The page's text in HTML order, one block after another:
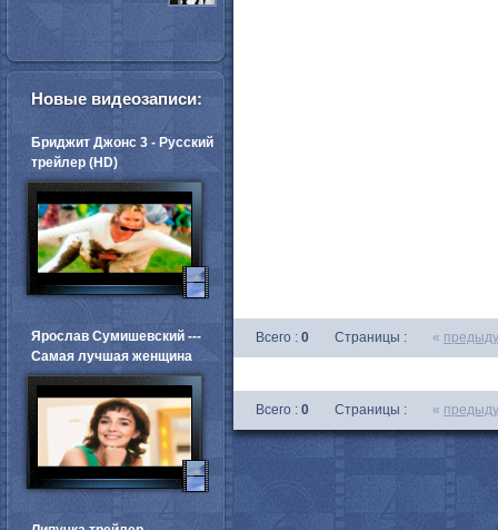
Всего : 0 Страницы : «
Всего : 0 Страницы : «
Новые видеозаписи:
Бриджит Джонс 3 - Русский
трейлер (HD)
Ярослав Сумишевский ---
Самая лучшая женщина